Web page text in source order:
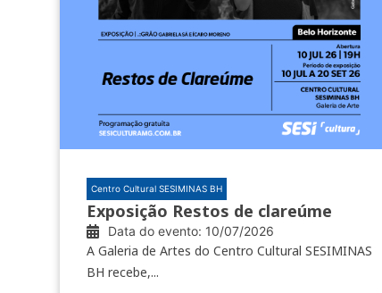
Centro Cultural SESIMINAS BH
Exposição Restos de clareúme
Data do evento: 10/07/2026
A Galeria de Artes do Centro Cultural SESIMINAS
BH recebe,...